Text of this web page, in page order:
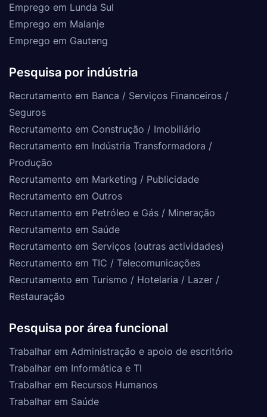
Emprego em Lunda Sul
Emprego em Malanje
Emprego em Gauteng
Pesquisa por indústria
Recrutamento em Banca / Serviços Financeiros /
Seguros
Recrutamento em Construção / Imobiliário
Recrutamento em Indústria Transformadora /
Produção
Recrutamento em Marketing / Publicidade
Recrutamento em Outros
Recrutamento em Petróleo e Gás / Mineração
Recrutamento em Saúde
Recrutamento em Serviços (outras actividades)
Recrutamento em TIC / Telecomunicações
Recrutamento em Turismo / Hotelaria / Lazer /
Restauração
Pesquisa por área funcional
Trabalhar em Administração e apoio de escritório
Trabalhar em Informática e TI
Trabalhar em Recursos Humanos
Trabalhar em Saúde